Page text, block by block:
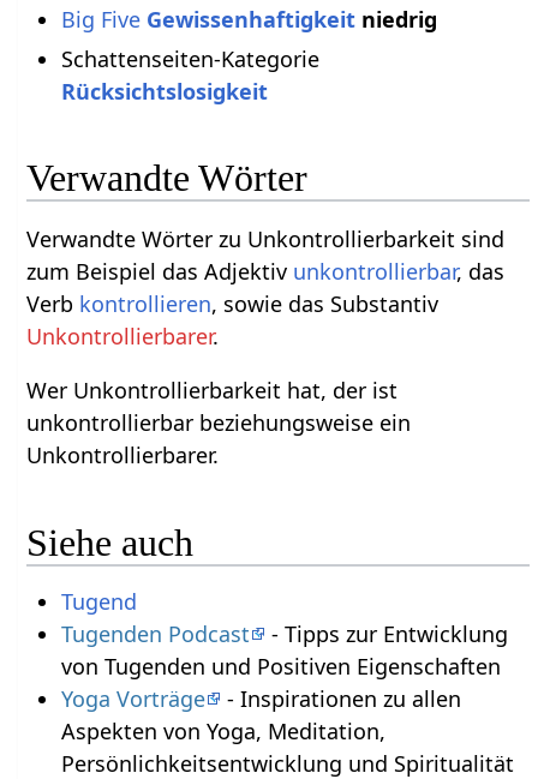
Big Five Gewissenhaftigkeitniedrig
Schattenseiten-Kategorie
Rücksichtslosigkeit
Verwandte Wörter
Verwandte Wörter zu Unkontrollierbarkeit sind
zum Beispiel das Adjektiv unkontrollierbar, das
Verb kontrollieren, sowie das Substantiv
Unkontrollierbarer.
Wer Unkontrollierbarkeit hat, der ist
unkontrollierbar beziehungsweise ein
Unkontrollierbarer.
Siehe auch
Tugend
Tugenden Podcast
- Tipps zur Entwicklung
von Tugenden und Positiven Eigenschaften
Yoga Vorträge
- Inspirationen zu allen
Aspekten von Yoga, Meditation,
Persönlichkeitsentwicklung und Spiritualität